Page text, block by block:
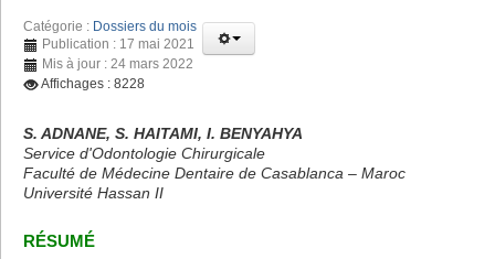
Catégorie : Dossiers du mois
Publication : 17 mai 2021
Mis à jour : 24 mars 2022
Affichages : 8228
S. ADNANE, S. HAITAMI, I. BENYAHYA
Service d'Odontologie Chirurgicale
Faculté de Médecine Dentaire de Casablanca – Maroc
Université Hassan II
RÉSUMÉ